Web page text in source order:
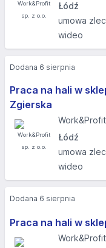
Łódź
umowa
wideo
Praca na hali w
Zgierska
Łódź
umowa
wideo
Dodana 6 sierpnia
Praca na hali w
Dodana 6 sierpnia